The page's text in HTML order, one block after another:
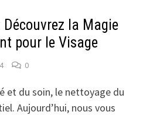
Découvrez la Magie
pour le Visage
0
et du soin, le nettoyage du
Aujourd’hui, nous vous